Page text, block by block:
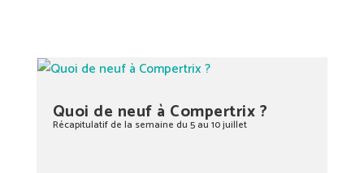
Quoi de neuf à Compertrix ?
Récapitulatif de la semaine du 5 au 10 juillet